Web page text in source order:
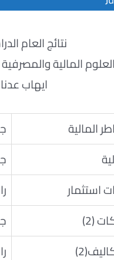
نتائج العام الدراسي
المالية والمصرفية
ايهاب
المالية
استثمار
(2)